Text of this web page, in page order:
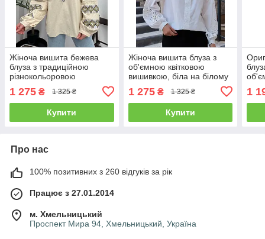
Жіноча вишита бежева
блуза з традиційною
різнокольоровою
розміри S, M, L.
1 275 ₴ 1 325 ₴
Купити
Жіноча вишита блуза з
об'ємною квітковою
вишивкою, біла на білому
1 275₴ 1 325 ₴
Купити
1
Про нас
100% позитивних з 260 відгуків за рік
Працює з 27.01.2014
м. Хмельницький
Проспект Мира 94, Хмельницький, Україна